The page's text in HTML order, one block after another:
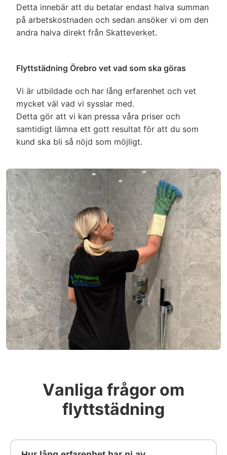
Detta innebär att du betalar endast halva summan
på arbetskostnaden och sedan ansöker vi om den
andra halva direkt från Skatteverket.
Flyttstädning Örebro vet vad som ska göras
Vi är utbildade och har lång erfarenhet och vet
mycket väl vad vi sysslar med.
Detta gör att vi kan pressa våra priser och
samtidigt lämna ett gott resultat för att du som
kund ska bli så nöjd som möjligt.
Vanliga frågor om
flyttstädning